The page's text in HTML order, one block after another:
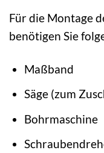
Für die Montage
benötigen Sie
Maßband
Säge (zum
Bohrmaschine